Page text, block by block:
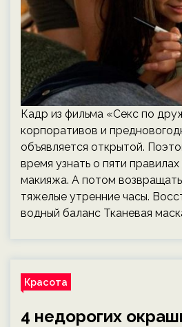
Кадр из фильма «Секс по
корпоративов и
объявляется открытой.
время узнать о пяти
макияжа. А потом
тяжелые утренние часы.
водный баланс Тканевая
Красота
4 недорогих